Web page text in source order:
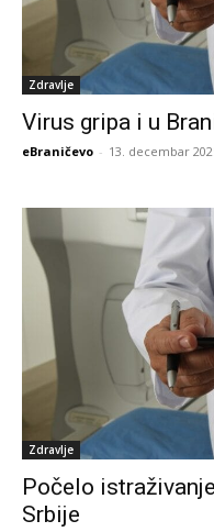
Zdravlje
Virus gripa i u
eBraničevo - 13. decembar
Zdravlje
Počelo
Srbije